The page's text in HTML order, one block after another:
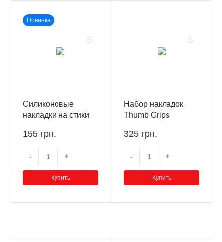
Новинка
Силиконовые
накладки на стики
PlayStation, Xbox,
(зеленые, 8 шт.)
155 грн.
- +
Купить
Набор накладок
Thumb Grips
Xbox One/Xbox
325 грн.
- +
Купить